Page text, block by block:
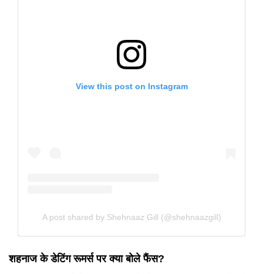
View this post on Instagram
A post shared by Shehnaaz Gill (@shehnaazgill)
शहनाज के डेटिंग रूमर्स पर क्या बोले फैंस?